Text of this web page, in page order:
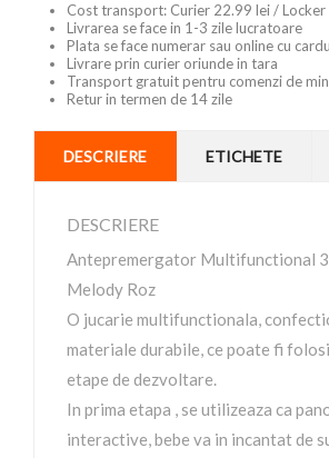
Cost transport: Curier 22.99 lei /
Livrarea se face in 1-3 zile lucratoare
Plata se face numerar sau online cu
Livrare prin curier oriunde in tara
Transport gratuit pentru comenzi de
Retur in termen de 14 zile
DESCRIERE ETICHETE
DESCRIERE
Antepremergator Multifunctional 3
Melody Roz
O jucarie multifunctionala,
materiale durabile, ce poate fi
etape de dezvoltare.
In prima etapa , se utilizeaza ca
interactive, bebe va in incantat de